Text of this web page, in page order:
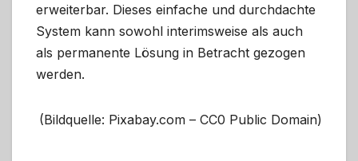
erweiterbar. Dieses einfache und durchdachte
System kann sowohl interimsweise als auch
als permanente Lösung in Betracht gezogen
werden.
(Bildquelle: Pixabay.com – CC0 Public Domain)